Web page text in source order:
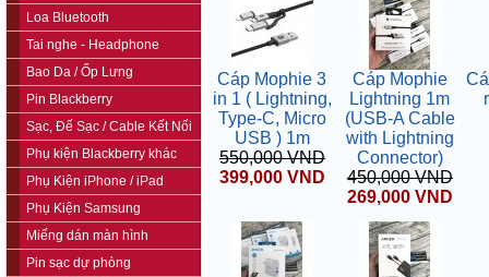
Cáp Mophie 3
in 1 ( Lightning,
Type-C, Micro
USB ) 1m
550,000 VND
399,000 VND
Cáp Mophie
Lightning 1m
(USB-A Cable
with Lightning
Connector)
450,000 VND
269,000 VND
Loa Bluetooth
Tai nghe - Headphone
Bao Da / Ốp Lưng
Pin Blackberry
Sạc, Đế Sạc / Cable Kết Nối
Phụ kiện Blackberry khác
Phụ Kiện iPhone / iPad
Phụ Kiện Samsung
Miếng dán màn hình
Pin sạc dự phòng